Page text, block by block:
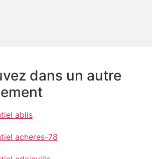
dans un autre
ablis
acheres-78